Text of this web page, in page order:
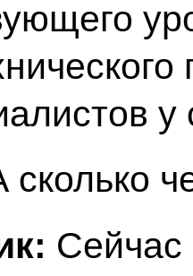
у
сколько
Сейчас